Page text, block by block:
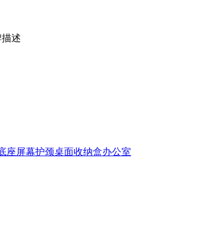
述
座屏幕护颈桌面收纳盒办公室